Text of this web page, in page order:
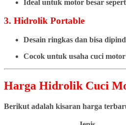
Ideal untuk motor besar
3. Hidrolik Portable
Desain ringkas dan bisa
Cocok untuk usaha cuci
Harga Hidrolik Cuci
Berikut adalah kisaran harga